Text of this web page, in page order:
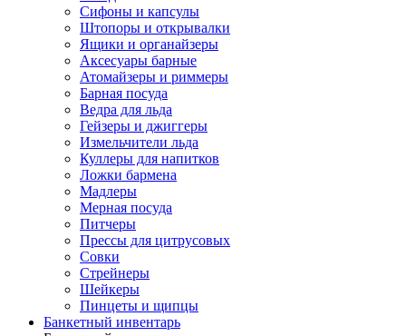
Сифоны и капсулы
Штопоры и открывалки
Ящики и органайзеры
Аксесуары барные
Атомайзеры и риммеры
Барная посуда
Ведра для льда
Гейзеры и джиггеры
Измельчители льда
Куллеры для напитков
Ложки бармена
Мадлеры
Мерная посуда
Питчеры
Прессы для цитрусовых
Совки
Стрейнеры
Шейкеры
Пинцеты и щипцы
Банкетный инвентарь